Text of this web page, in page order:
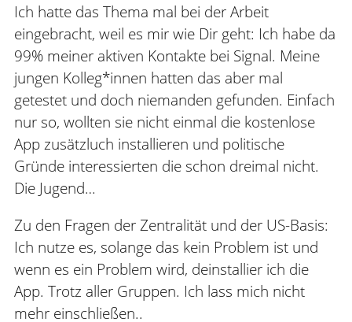
Ich hatte das Thema mal bei der Arbeit
eingebracht, weil es mir wie Dir geht: Ich habe da
99% meiner aktiven Kontakte bei Signal. Meine
jungen Kolleg*innen hatten das aber mal
getestet und doch niemanden gefunden. Einfach
nur so, wollten sie nicht einmal die kostenlose
App zusätzluch installieren und politische
Gründe interessierten die schon dreimal nicht.
Die Jugend…
Zu den Fragen der Zentralität und der US-Basis:
Ich nutze es, solange das kein Problem ist und
wenn es ein Problem wird, deinstallier ich die
App. Trotz aller Gruppen. Ich lass mich nicht
mehr einschließen..